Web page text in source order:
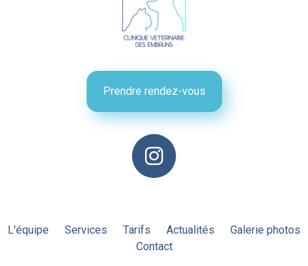
Prendre rendez-vous
L'équipe Services Tarifs Actualités
Galerie photos
Contact